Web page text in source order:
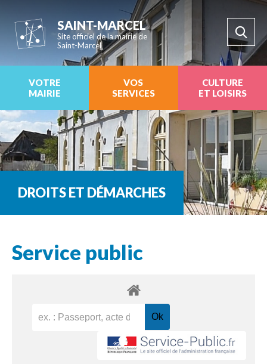
SAINT-MARCEL
Site officiel de la mairie de
Saint-Marcel
VOTRE
MAIRIE
VOS
SERVICES
CULTURE
ET LOISIRS
DROITS ET DÉMARCHES
Service public